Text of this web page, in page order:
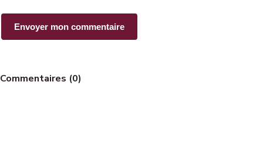
Commentaires (0)